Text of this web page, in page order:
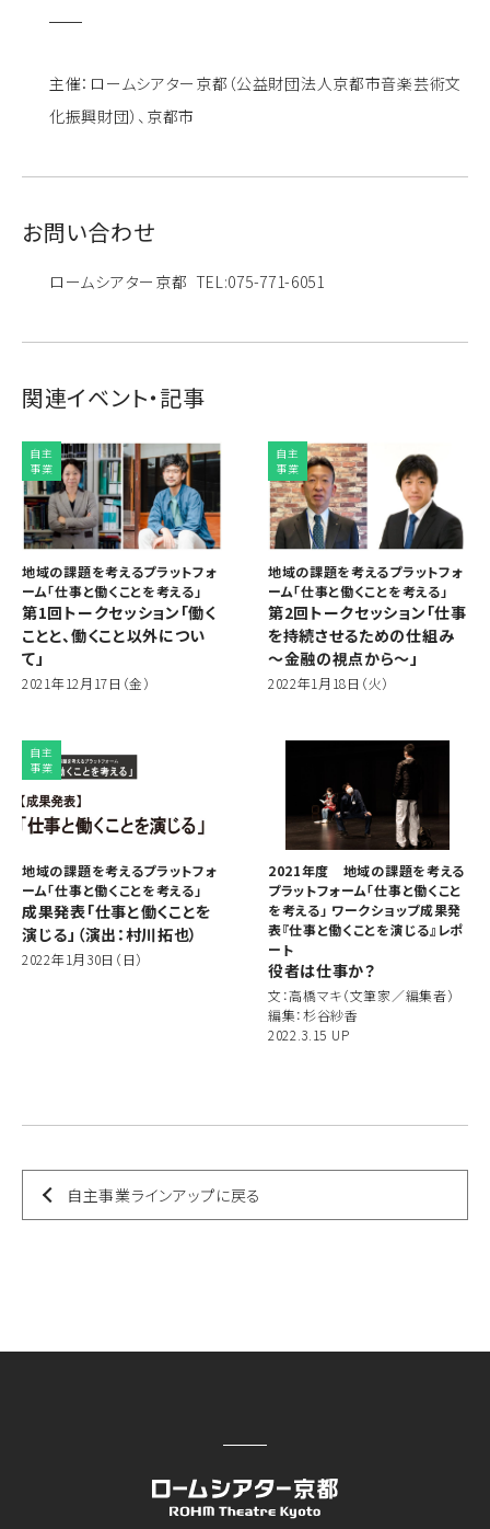
主催：ロームシアター京都（公益財団法人京都市音楽芸術文
化振興財団）、京都市
お問い合わせ
ロームシアター京都 TEL:075-771-6051
関連イベント・記事
自主
事業
地域の課題を考えるプラットフォ
ーム「仕事と働くことを考える」
第1回トークセッション「働く
ことと、働くこと以外につい
て」
2021年12月17日（金）
自主
事業
地域の課題を考えるプラットフォ
ーム「仕事と働くことを考える」
第2回トークセッション「仕事
を持続させるための仕組み
～金融の視点から～」
2022年1月18日（火）
自主
事業
地域の課題を考えるプラットフォ
ーム「仕事と働くことを考える」
成果発表「仕事と働くことを
演じる」（演出：村川拓也）
2022年1月30日（日）
2021年度 地域の課題を考える
プラットフォーム「仕事と働くこと
を考える」 ワークショップ成果発
表『仕事と働くことを演じる』レポ
ート
役者は仕事か？
文：高橋マキ（文筆家／編集者）
編集：杉谷紗香
2022.3.15 UP
自主事業ラインアップに戻る